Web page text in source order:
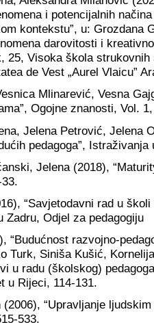
i potencijalnih
kontekstu”, u: Grozdana
darovitosti i
25, Visoka škola
de Vest „Aurel Vlaicu”
Mlinarević, Vesna
Ogojne znanosti, Vol.
Jelena Petrović, Jelena
pedagoga”,
Jelena (2018),
“Savjetodavni rad u
Zadru, Odjel za pedagogiju
“Budućnost razvojno-
Turk, Siniša Kušić,
u radu (školskog)
u Rijeci, 114-131.
“Upravljanje
533.